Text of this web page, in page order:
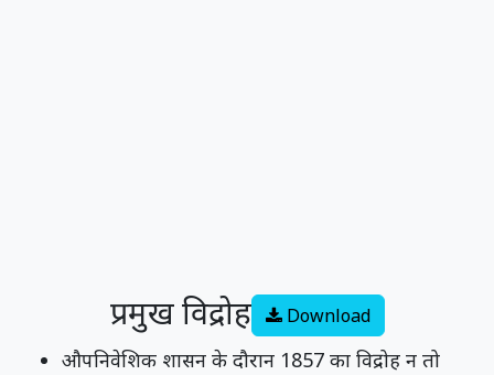
प्रमुख विद्रोह Download
औपनिवेशिक शासन के दौरान 1857 का विद्रोह न तो